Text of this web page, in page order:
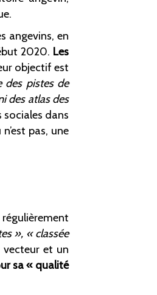
angevins, en
2020. Les
objectif est
des pistes de
des atlas des
dans
pas, une
», « classée
et un
sa « qualité